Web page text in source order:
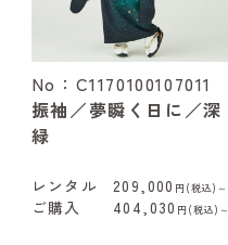
No：C1170100107011
振袖／夢瞬く日に／深
緑
レンタル 209,000 円(税込)～
ご購入 404,030 円(税込)～